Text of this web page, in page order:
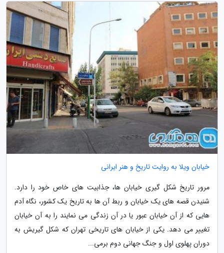
خیابان ویلا به روایت تاریخ و هنر ایرانی
مرور تاریخ شکل گیری خیابان ها، جذابیت های خاص خود را دارد.
شنیدن قصه های یک خیابان و ربط آن ها به تاریخ یک کشور، نگاه آدم
هایی که از آن خیابان عبور یا در آن زندگی می نمایند را به آن خیابان
تغییر می دهد. یکی از خیابان های تاریخی تهران که شکل گیریش به
دوران پهلوی اول و جنگ جهانی دوم برمی...